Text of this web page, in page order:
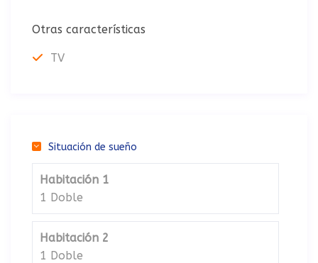
Otras características
TV
Situación de sueño
Habitación 1
1 Doble
Habitación 2
1 Doble